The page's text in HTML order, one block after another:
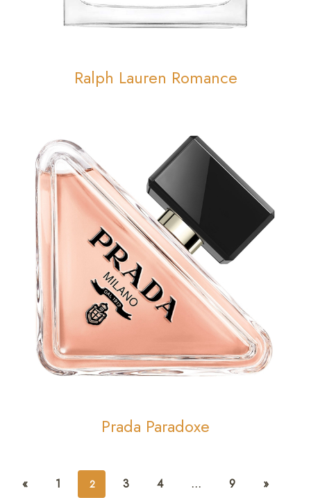
Ralph Lauren Romance
Prada Paradoxe
« 1 2 3 4 … 9 »